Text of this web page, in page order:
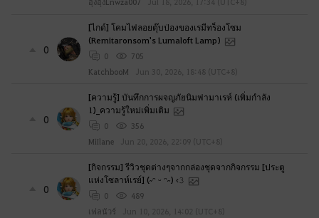
0
[ไกด์] โคมไฟลอยตุ๊บป่องของเรมีทร็องโซม
(Remitaronsom's Lumaloft Lamp)
0
705
KatchbooM
Jun 30, 2026, 18:48 (UTC+8)
0
[ความรู้] บันทึกการผจญภัยนิมฟามาเรห์ (เพิ่มกำลัง
1)_ความรู้ใหม่เพิ่มเติม
0
356
MiIlane
Jun 20, 2026, 22:09 (UTC+8)
0
[กิจกรรม] รีวิวชุดต่างๆจากกล่องชุดจากกิจกรรม [ประตู
แห่งโซลาห์เรย์] (˶ᵔ ᵕ ᵔ˶) ‹𝟹
0
489
เฟลนัวร์
Jun 10, 2026, 14:02 (UTC+8)